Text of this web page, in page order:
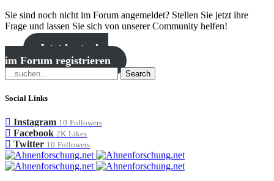
Sie sind noch nicht im Forum angemeldet? Stellen Sie jetzt ihre
Frage und lassen Sie sich von unserer Community helfen!
Jetzt kostenlos
im Forum registrieren
Search
Social Links
Instagram 10 Followers
Facebook 2K Likes
Twitter 10 Followers